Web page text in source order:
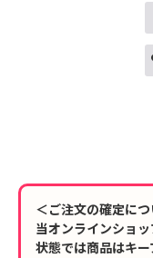
＜ご注文の確定につ
当オンラインショ
状態では商品はキー